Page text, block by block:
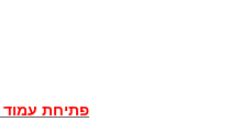
פתיחת עמוד